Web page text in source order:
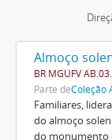
BR MGUFV
Parte deColeção
Familiares,
do almoço
do monumento